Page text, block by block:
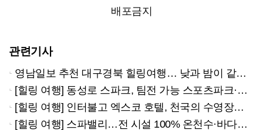
배포금지
관련기사
영남일보 추천 대구경북 힐링여행… 낮과 밤이 같은 즐거움 '쿨하게 夏夏夏~'
[힐링 여행] 동성로 스파크, 팀전 가능 스포츠파크·덕후 저격 애니전문관 20일 오픈…"MZ 다 모여"
[힐링 여행] 인터불고 엑스코 호텔, 천국의 수영장서 낮엔 즐거움을 밤엔 로맨틱함을…토요일엔 DJ풀파티
[힐링 여행] 스파밸리…전 시설 100% 온천수·바다보다 더 바다 같은 파도풀…무더위도 '한 방'